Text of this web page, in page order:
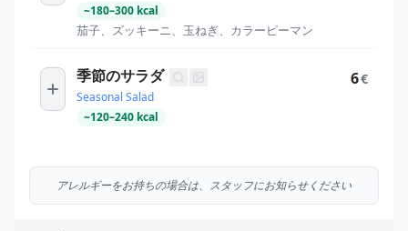
~180–300 kcal
茄子、ズッキーニ、玉ねぎ、カラーピーマン
季節のサラダ
Seasonal Salad
~120–240 kcal
6€
アレルギーをお持ちの場合は、スタッフにお知らせください